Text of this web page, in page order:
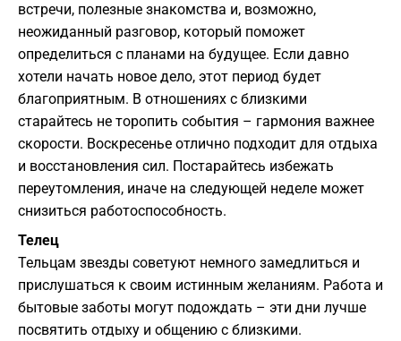
встречи, полезные знакомства и, возможно,
неожиданный разговор, который поможет
определиться с планами на будущее. Если давно
хотели начать новое дело, этот период будет
благоприятным. В отношениях с близкими
старайтесь не торопить события – гармония важнее
скорости. Воскресенье отлично подходит для отдыха
и восстановления сил. Постарайтесь избежать
переутомления, иначе на следующей неделе может
снизиться работоспособность.
Телец
Тельцам звезды советуют немного замедлиться и
прислушаться к своим истинным желаниям. Работа и
бытовые заботы могут подождать – эти дни лучше
посвятить отдыху и общению с близкими.